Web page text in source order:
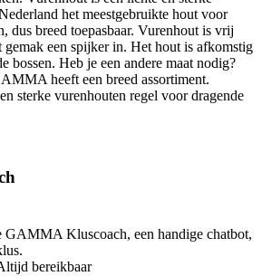
het meestgebruikte hout voor
dus breed toepasbaar. Vurenhout is vrij
gemak een spijker in. Het hout is afkomstig
bossen. Heb je een andere maat nodig?
heeft een breed assortiment.
sterke vurenhouten regel voor dragende
GAMMA Kluscoach, een handige chatbot,
bereikbaar